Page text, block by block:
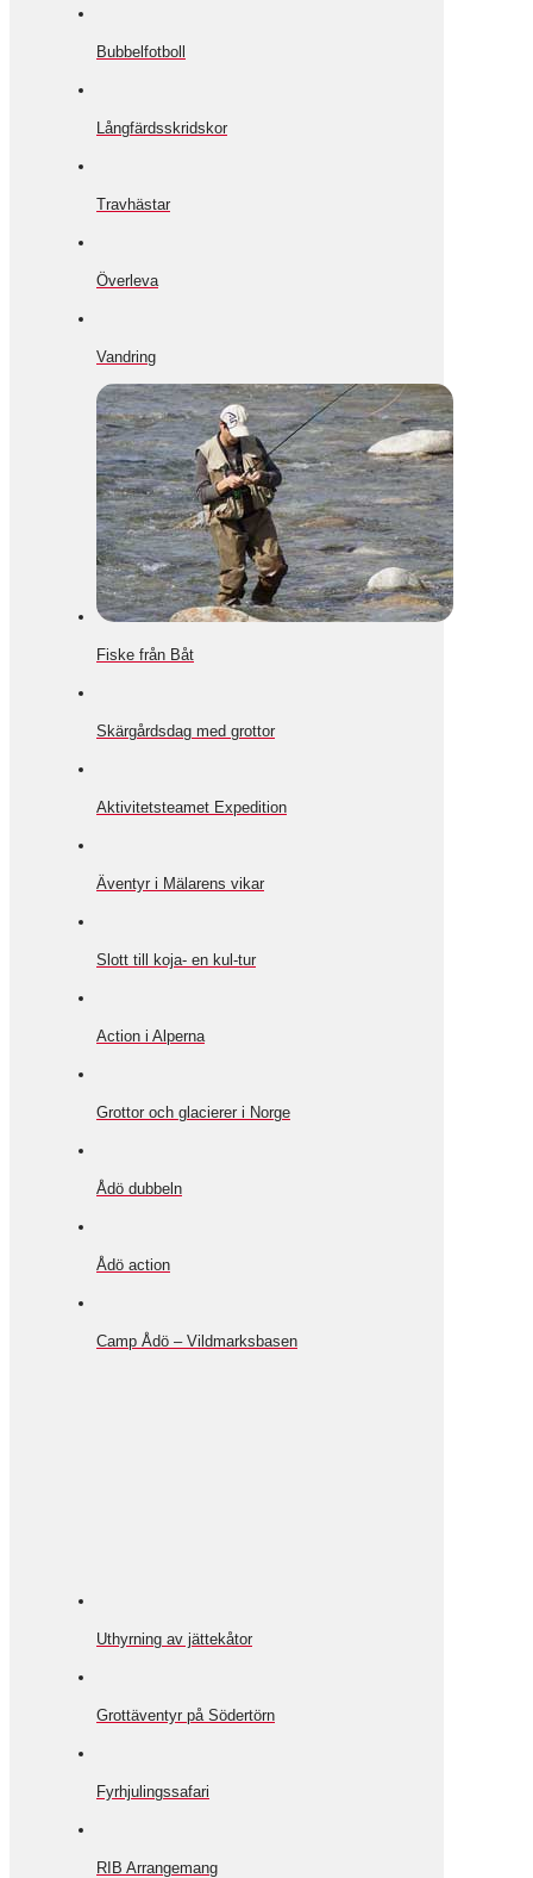
Bubbelfotboll
Långfärdsskridskor
Travhästar
Överleva
Vandring
Fiske från Båt
Skärgårdsdag med grottor
Aktivitetsteamet Expedition
Äventyr i Mälarens vikar
Slott till koja- en kul-tur
Action i Alperna
Grottor och glacierer i Norge
Ådö dubbeln
Ådö action
Camp Ådö – Vildmarksbasen
Uthyrning av jättekåtor
Grottäventyr på Södertörn
Fyrhjulingssafari
RIB Arrangemang